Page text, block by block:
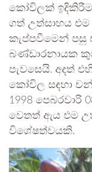
කෝවිලක්
ගත් උත්සාහය එම
කැප්පවීමෙන් පසු
බණ්ඩාරනායක
පැවසෙයි. අදත්
කෝවිල සඳහා
1998
වෙතත් ඇය එම
විශේෂත්වයකි.